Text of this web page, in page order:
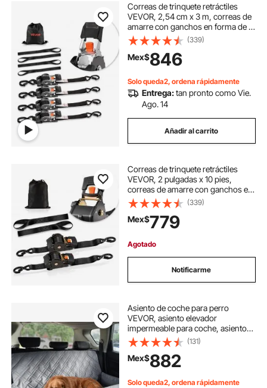
Correas de trinquete retráctiles
VEVOR, 2,54 cm x 3 m, correas de
amarre con ganchos en forma de S,
resistencia a la rotura de 547 kg, 4
bucles suaves, trinquete de amarre
para mudanzas, remolques,
motocicletas, kayaks y techos de
automóviles (paquete de 4)
(339)
Mex$846
Solo queda2, ordena rápidamente
Entrega:tan pronto como Vie.
Ago. 14
Añadir al carrito
Correas de trinquete retráctiles
VEVOR, 2 pulgadas x 10 pies,
correas de amarre con ganchos en
forma de S, resistencia a la rotura
de 3033 lb, 2 bucles suaves,
trinquete de amarre para
mudanzas, remolques,
motocicletas, kayaks, techo de
automóvil, paquete de 2
(339)
Mex$779
Agotado
Notificarme
Asiento de coche para perro
VEVOR, asiento elevador
impermeable para coche, asiento
para mascotas con correa de
seguridad con clip, relleno de
algodón PP, cama para perro
mediano y grande de hasta 45 kg,
gris
(131)
Mex$882
Solo queda2, ordena rápidamente